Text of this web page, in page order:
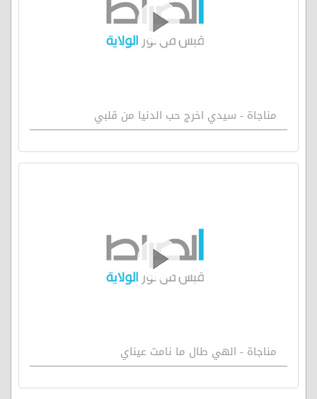
مناجاة - سيدي اخرج حب الدنيا من قلبي
مناجاة - الهي طال ما نامت عيناي